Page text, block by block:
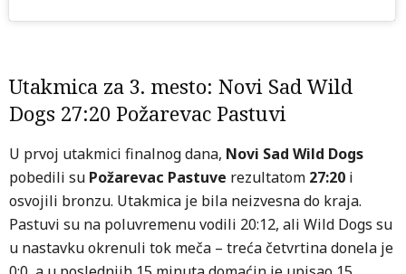
Utakmica za 3. mesto: Novi Sad Wild
Dogs 27:20 Požarevac Pastuvi
U prvoj utakmici finalnog dana, Novi Sad Wild Dogs
pobedili su Požarevac Pastuve rezultatom 27:20 i
osvojili bronzu. Utakmica je bila neizvesna do kraja.
Pastuvi su na poluvremenu vodili 20:12, ali Wild Dogs su
u nastavku okrenuli tok meča – treća četvrtina donela je